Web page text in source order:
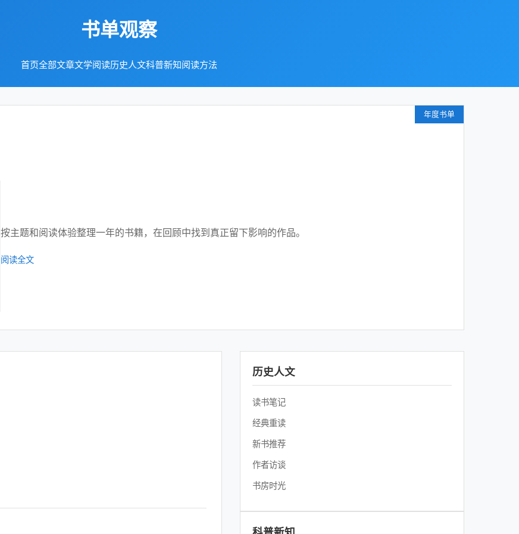
书单观察
首页全部文章文学阅读历史人文科普新知阅读方法
年度书单
按主题和阅读体验整理一年的书籍，在回顾中找到真正留下影响的作品。
阅读全文
历史人文
读书笔记
经典重读
新书推荐
作者访谈
书房时光